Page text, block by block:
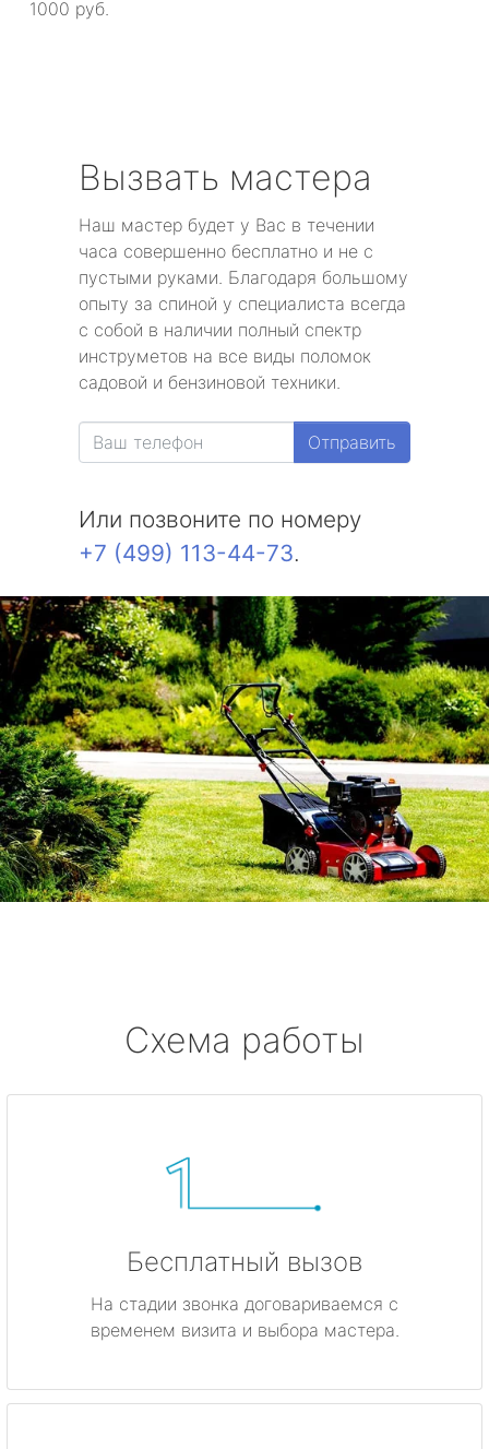
1000 руб.
Вызвать мастера
Наш мастер будет у Вас в течении
часа совершенно бесплатно и не с
пустыми руками. Благодаря большому
опыту за спиной у специалиста всегда
с собой в наличии полный спектр
инструметов на все виды поломок
садовой и бензиновой техники.
Отправить
Или позвоните по номеру
+7 (499) 113-44-73.
Схема работы
Бесплатный вызов
На стадии звонка договариваемся с
временем визита и выбора мастера.